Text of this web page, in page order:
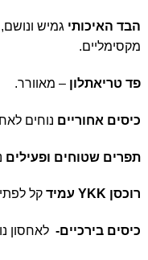
הבד האיכותי גמיש ונושם,
מקסימליים.
פד טריאתלון – מאוורר.
כיסים אחוריים נוחים
תפרים שטוחים ופעילים
רוכסן עמידקל
כיסים בירכיים- לאחסון